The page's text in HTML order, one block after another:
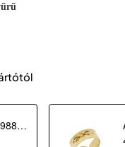
Arany Lábujjgyűrű AU 98828